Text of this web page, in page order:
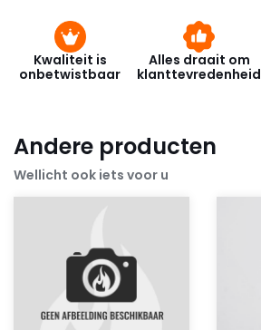
Kwaliteit is
onbetwistbaar
Alles draait om
klanttevredenheid
Andere producten
Wellicht ook iets voor u